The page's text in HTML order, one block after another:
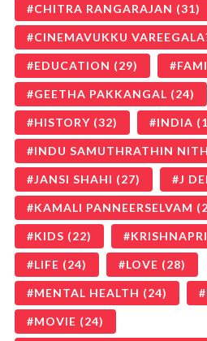
CHITRA RANGARAJAN (31)
CINEMAVUKKU
EDUCATION (29)
GEETHA PAKKANGAL (24)
HISTORY (32) INDIA
INDU SAMUTHRATHIN
JANSI SHAHI (27) J
KAMALI PANNEERSELVAM
KIDS (22)
LIFE (24) LOVE (28)
MENTAL HEALTH (24)
MOVIE (24)